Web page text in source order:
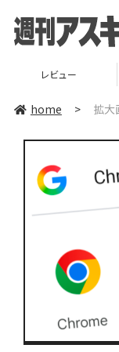
レビュー
home > 拡大